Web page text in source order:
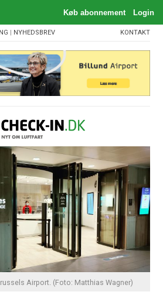
| NYHEDSBREV KONTAKT
Airport. (Foto: Matthias Wagner)